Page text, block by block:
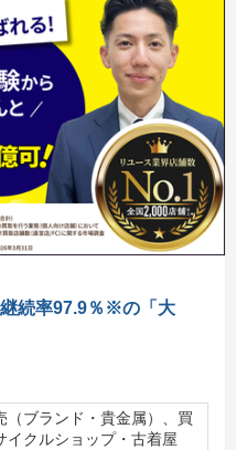
続率97.9％※の「大
（ブランド・貴金属）、買
イクルショップ・古着屋